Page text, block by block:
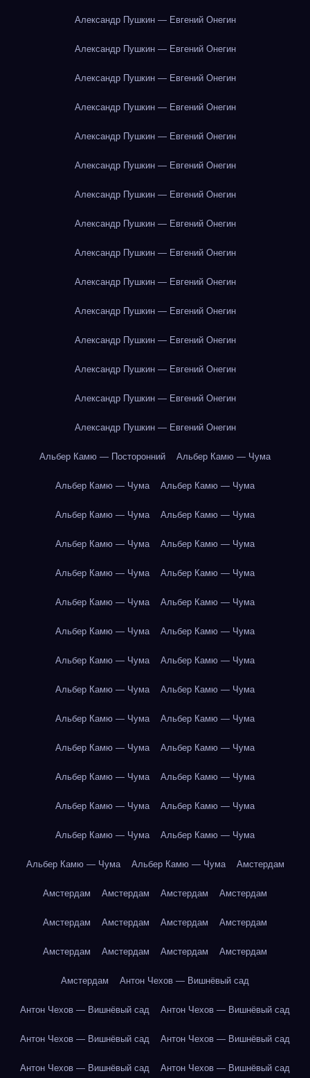
Александр Пушкин — Евгений Онегин
Александр Пушкин — Евгений Онегин
Александр Пушкин — Евгений Онегин
Александр Пушкин — Евгений Онегин
Александр Пушкин — Евгений Онегин
Александр Пушкин — Евгений Онегин
Александр Пушкин — Евгений Онегин
Александр Пушкин — Евгений Онегин
Александр Пушкин — Евгений Онегин
Александр Пушкин — Евгений Онегин
Александр Пушкин — Евгений Онегин
Александр Пушкин — Евгений Онегин
Александр Пушкин — Евгений Онегин
Александр Пушкин — Евгений Онегин
Александр Пушкин — Евгений Онегин
Альбер Камю — Посторонний Альбер Камю — Чума
Альбер Камю — Чума Альбер Камю — Чума
Альбер Камю — Чума Альбер Камю — Чума
Альбер Камю — Чума Альбер Камю — Чума
Альбер Камю — Чума Альбер Камю — Чума
Альбер Камю — Чума Альбер Камю — Чума
Альбер Камю — Чума Альбер Камю — Чума
Альбер Камю — Чума Альбер Камю — Чума
Альбер Камю — Чума Альбер Камю — Чума
Альбер Камю — Чума Альбер Камю — Чума
Альбер Камю — Чума Альбер Камю — Чума
Альбер Камю — Чума Альбер Камю — Чума
Альбер Камю — Чума Альбер Камю — Чума
Альбер Камю — Чума Альбер Камю — Чума
Альбер Камю — Чума Альбер Камю — Чума Амстердам
Амстердам Амстердам Амстердам Амстердам
Амстердам Амстердам Амстердам Амстердам
Амстердам Амстердам Амстердам Амстердам
Амстердам Антон Чехов — Вишнёвый сад
Антон Чехов — Вишнёвый сад Антон Чехов — Вишнёвый сад
Антон Чехов — Вишнёвый сад Антон Чехов — Вишнёвый сад
Антон Чехов — Вишнёвый сад Антон Чехов — Вишнёвый сад